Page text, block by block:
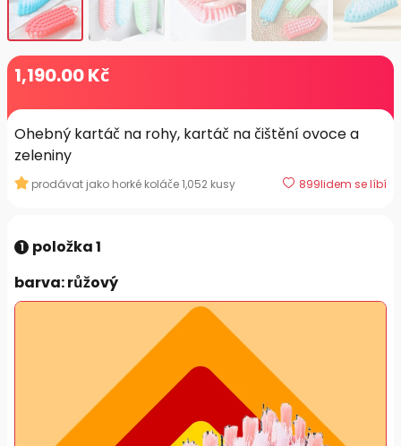
1,190.00Kč
Ohebný kartáč na rohy, kartáč na čištění ovoce a
zeleniny
prodávat jako horké koláče1,052 kusy 899lidem se líbí
1
položka 1
barva: růžový